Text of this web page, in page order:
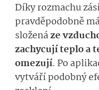
Díky rozmachu
pravděpodobně
složenáze
zachycují teplo a
omezují. Po
vytvářípodob­ný